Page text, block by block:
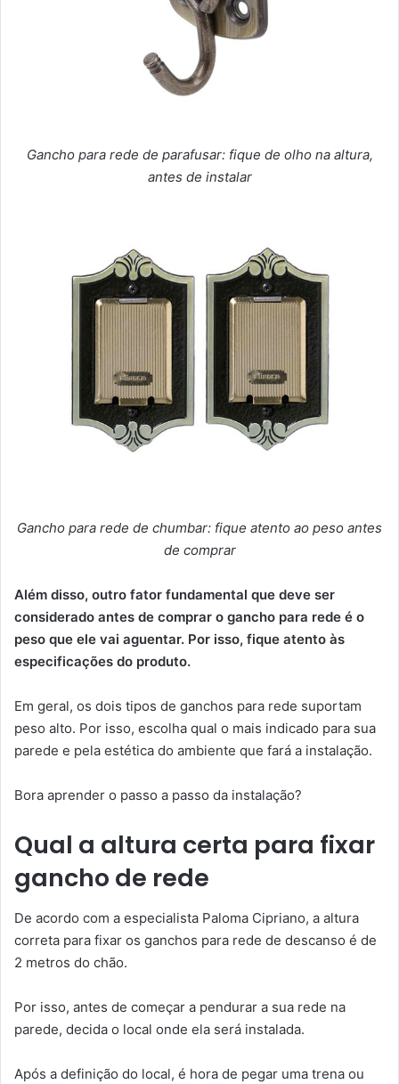
Gancho para rede de parafusar: fique de olho na altura,
antes de instalar
Gancho para rede de chumbar: fique atento ao peso antes
de comprar
Além disso, outro fator fundamental que deve ser
considerado antes de comprar o gancho para rede é o
peso que ele vai aguentar. Por isso, fique atento às
especificações do produto.
Em geral, os dois tipos de ganchos para rede suportam
peso alto. Por isso, escolha qual o mais indicado para sua
parede e pela estética do ambiente que fará a instalação.
Bora aprender o passo a passo da instalação?
Qual a altura certa para fixar
gancho de rede
De acordo com a especialista Paloma Cipriano, a altura
correta para fixar os ganchos para rede de descanso é de
2 metros do chão.
Por isso, antes de começar a pendurar a sua rede na
parede, decida o local onde ela será instalada.
Após a definição do local, é hora de pegar uma trena ou